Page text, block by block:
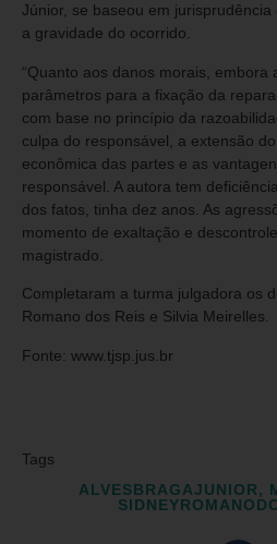
Júnior, se baseou em
a gravidade do ocorrido.
“Quanto aos danos morais, embora
parâmetros para a fixação da
com base no princípio da
culpa do responsável, a extensão
econômica das partes e as
responsável. A autora tem
dos fatos, tinha dez anos. As
momento de exaltação e
magistrado.
Completaram a turma julgadora os
Romano dos Reis e Silvia Meirelles.
Fonte: www.tjsp.jus.br
Tags
ALVESBRAGAJUNIOR,